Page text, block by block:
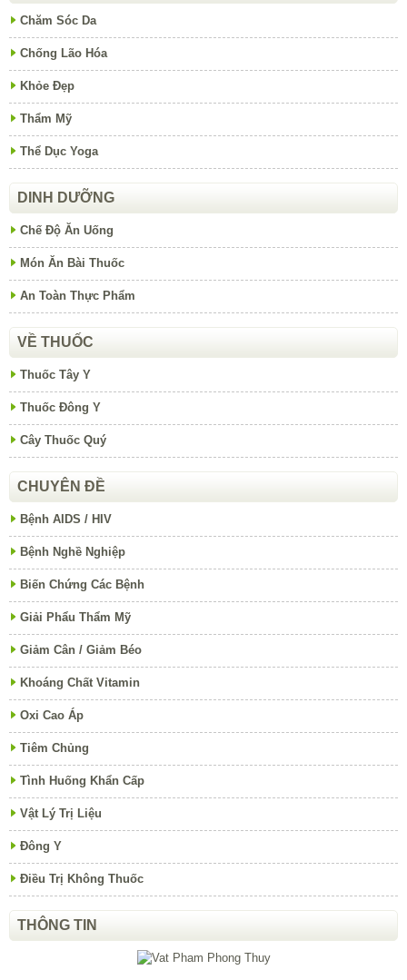
Chăm Sóc Da
Chống Lão Hóa
Khỏe Đẹp
Thẩm Mỹ
Thể Dục Yoga
DINH DƯỠNG
Chế Độ Ăn Uống
Món Ăn Bài Thuốc
An Toàn Thực Phẩm
VỀ THUỐC
Thuốc Tây Y
Thuốc Đông Y
Cây Thuốc Quý
CHUYÊN ĐỀ
Bệnh AIDS / HIV
Bệnh Nghề Nghiệp
Biến Chứng Các Bệnh
Giải Phẩu Thẩm Mỹ
Giảm Cân / Giảm Béo
Khoáng Chất Vitamin
Oxi Cao Áp
Tiêm Chủng
Tình Huống Khẩn Cấp
Vật Lý Trị Liệu
Đông Y
Điều Trị Không Thuốc
THÔNG TIN